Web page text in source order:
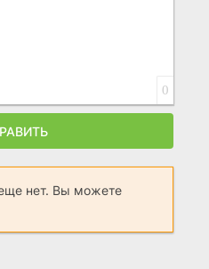
0
нет. Вы можете